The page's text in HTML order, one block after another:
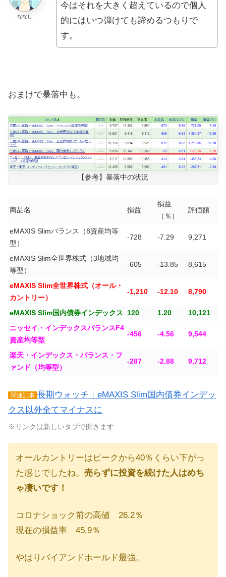
ななし
今はそれを大きく超えているので個人
的にはいつ弾けても諦めるつもりで
す。
おまけで暴落中も。
【参考】暴落中の状況
商品名 損益
損益
（％）
評価額
eMAXIS Slimバランス（8資産均等
型）
-728 -7.29 9,271
eMAXIS Slim全世界株式（3地域均
等型）
-605 -13.85 8,615
eMAXIS Slim全世界株式（オール・
カントリー）
-1,210 -12.10 8,790
eMAXIS Slim国内債券インデックス 120 1.20
10,121
ニッセイ・インデックスバランスF4
資産均等型
-456 -4.56 9,544
楽天・インデックス・バランス・フ
ァンド（均等型）
-287 -2.88 9,712
関連記事 長期ウォッチ｜eMAXIS Slim国内債券インデッ
クス以外全てマイナスに
※リンクは新しいタブで開きます
オールカントリーはピークから40％くらい下がっ
た感じでしたね。 売らずに投資を続けた人はめち
ゃ凄いです！
コロナショック前の高値 26.2％
現在の損益率 45.9％
やはりバイアンドホールド最強。